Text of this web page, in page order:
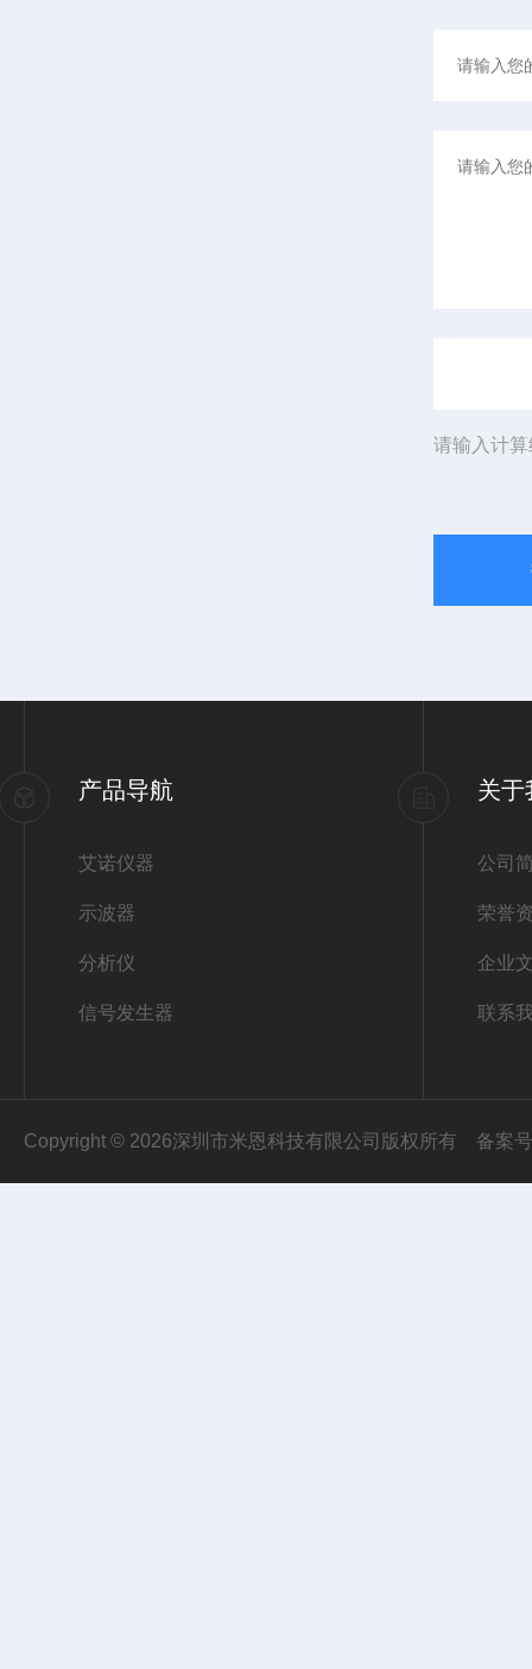
请输入计
产品导航
艾诺仪器
示波器
分析仪
信号发生器
关于
公司
荣誉
企业
联系
Copyright © 2026深圳市米恩科技有限公司版权所有 备案